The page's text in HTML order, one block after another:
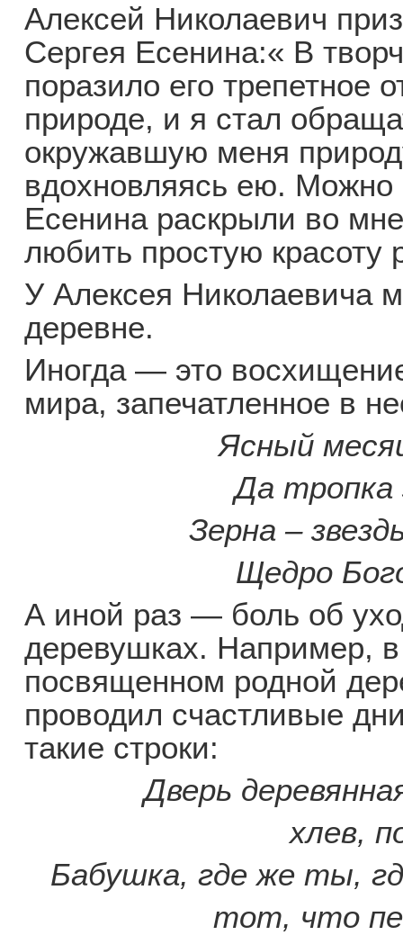
Алексей Николаевич
Сергея Есенина:« В
поразило его трепетное
природе, и я стал
окружавшую меня
вдохновляясь ею. Можно
Есенина раскрыли во
любить простую красоту
У Алексея Николаевича
деревне.
Иногда — это
мира, запечатленное в
Ясный
Да тропка
Зерна –
Щедро
А иной раз — боль об
деревушках. Например, в
посвященном родной
проводил счастливые
такие строки:
Дверь
хлев,
Бабушка, где же ты,
тот, что